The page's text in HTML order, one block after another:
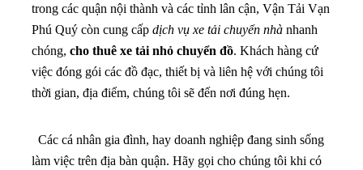
trong các quận nội thành và các tỉnh lân cận, Vận Tải Vạn
Phú Quý còn cung cấp dịch vụ xe tải chuyển nhà nhanh
chóng, cho thuê xe tải nhỏ chuyển đồ. Khách hàng cứ
việc đóng gói các đồ đạc, thiết bị và liên hệ với chúng tôi
thời gian, địa điểm, chúng tôi sẽ đến nơi đúng hẹn.
Các cá nhân gia đình, hay doanh nghiệp đang sinh sống
làm việc trên địa bàn quận. Hãy gọi cho chúng tôi khi có